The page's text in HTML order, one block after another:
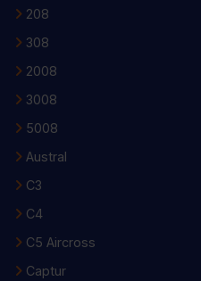
208
308
2008
3008
5008
Austral
C3
C4
C5 Aircross
Captur